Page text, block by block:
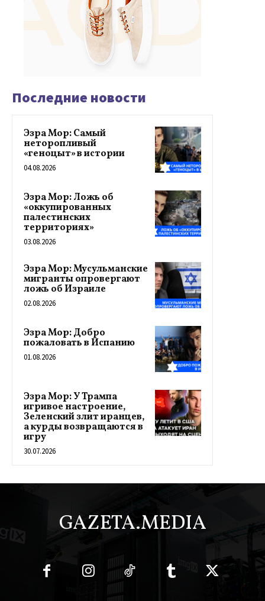
Последние новости
Эзра Мор: Самый
неторопливый
«геноцыт» в истории
04.08.2026
Эзра Мор: Ложь об
«оккупированных
палестинских
территориях»
03.08.2026
Эзра Мор: Мусульманские
мигранты опровергают
ложь об Израиле
02.08.2026
Эзра Мор: Добро
пожаловать в Испанию
01.08.2026
Эзра Мор: У Трампа
игривое настроение,
Зеленский злит иранцев,
а курды возвращаются в
игру
30.07.2026
GAZETA.MEDIA